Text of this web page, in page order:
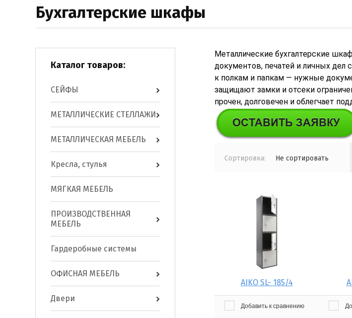
Бухгалтерские шкафы
Каталог товаров:
СЕЙФЫ
МЕТАЛЛИЧЕСКИЕ СТЕЛЛАЖИ
МЕТАЛЛИЧЕСКАЯ МЕБЕЛЬ
Кресла, стулья
МЯГКАЯ МЕБЕЛЬ
ПРОИЗВОДСТВЕННАЯ
МЕБЕЛЬ
Гардеробные системы
ОФИСНАЯ МЕБЕЛЬ
Двери
Металлические бухгалтерские
документов, печатей и личных дел
к полкам и папкам — нужные
защищают замки и отсеки
прочен, долговечен и облегчает
Сортировка: Не сортировать
AIKO SL- 185/4
Добавить к сравнению